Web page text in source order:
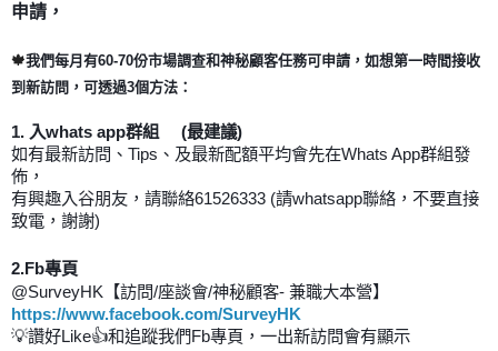
申請 ，
🍁我們每月有60-70份市場調查和神秘顧客任務可申請，如想第一時間接收
到新訪問，可透過3個方法：
1. 入whats app群組 (最建議)
如有最新訪問、 Tips 、及最新配額平均會先在Whats App群組發
佈，
有興趣入谷朋友，請聯絡61526333 (請whatsapp聯絡，不要直接
致電，謝謝)
2.Fb專頁
@SurveyHK 【訪問/座談會/神秘顧客- 兼職大本營】
https://www.facebook.com/SurveyHK
💡讚好Like👍和追蹤我們Fb專頁，一出新訪問會有顯示